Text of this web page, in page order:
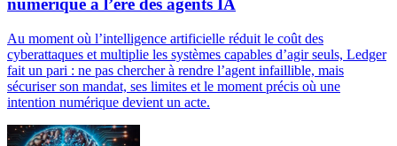
numérique à l’ère des agents IA
Au moment où l’intelligence artificielle réduit le coût des
cyberattaques et multiplie les systèmes capables d’agir seuls, Ledger
fait un pari : ne pas chercher à rendre l’agent infaillible, mais
sécuriser son mandat, ses limites et le moment précis où une
intention numérique devient un acte.